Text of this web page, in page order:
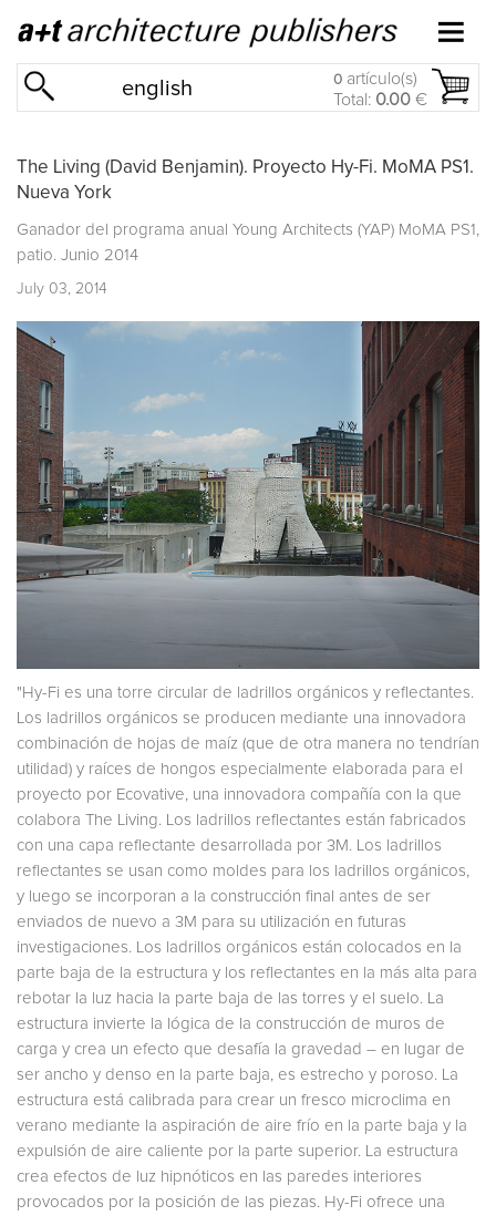
english 0 artículo(s)
Total: 0.00 €
The Living (David Benjamin). Proyecto Hy-Fi. MoMA PS1.
Nueva York
Ganador del programa anual Young Architects (YAP) MoMA PS1,
patio. Junio 2014
July 03, 2014
"Hy-Fi es una torre circular de ladrillos orgánicos y reflectantes.
Los ladrillos orgánicos se producen mediante una innovadora
combinación de hojas de maíz (que de otra manera no tendrían
utilidad) y raíces de hongos especialmente elaborada para el
proyecto por Ecovative, una innovadora compañía con la que
colabora The Living. Los ladrillos reflectantes están fabricados
con una capa reflectante desarrollada por 3M. Los ladrillos
reflectantes se usan como moldes para los ladrillos orgánicos,
y luego se incorporan a la construcción final antes de ser
enviados de nuevo a 3M para su utilización en futuras
investigaciones. Los ladrillos orgánicos están colocados en la
parte baja de la estructura y los reflectantes en la más alta para
rebotar la luz hacia la parte baja de las torres y el suelo. La
estructura invierte la lógica de la construcción de muros de
carga y crea un efecto que desafía la gravedad – en lugar de
ser ancho y denso en la parte baja, es estrecho y poroso. La
estructura está calibrada para crear un fresco microclima en
verano mediante la aspiración de aire frío en la parte baja y la
expulsión de aire caliente por la parte superior. La estructura
crea efectos de luz hipnóticos en las paredes interiores
provocados por la posición de las piezas. Hy-Fi ofrece una